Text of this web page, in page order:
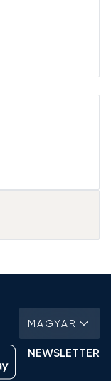
MAGYAR
NEWSLETTER